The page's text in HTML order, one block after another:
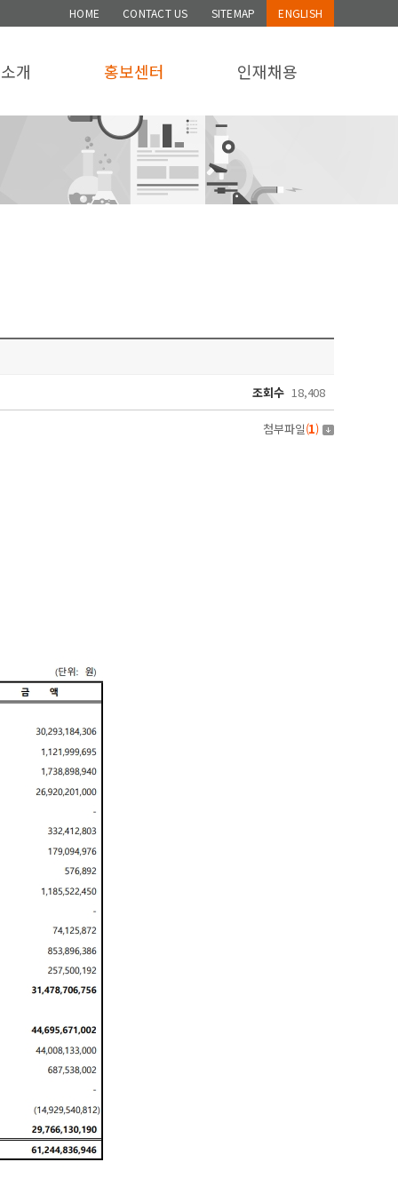
HOME CONTACT US SITEMAP ENGLISH
개 홍보센터 인재채용
조회수 18,408
첨부파일(1)